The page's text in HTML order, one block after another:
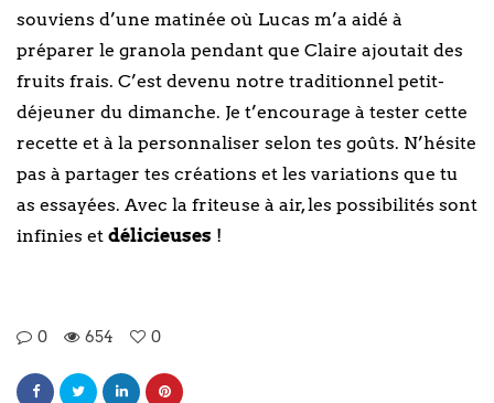
souviens d’une matinée où Lucas m’a aidé à
préparer le granola pendant que Claire ajoutait des
fruits frais. C’est devenu notre traditionnel petit-
déjeuner du dimanche. Je t’encourage à tester cette
recette et à la personnaliser selon tes goûts. N’hésite
pas à partager tes créations et les variations que tu
as essayées. Avec la friteuse à air, les possibilités sont
infinies et délicieuses !
0 654 0